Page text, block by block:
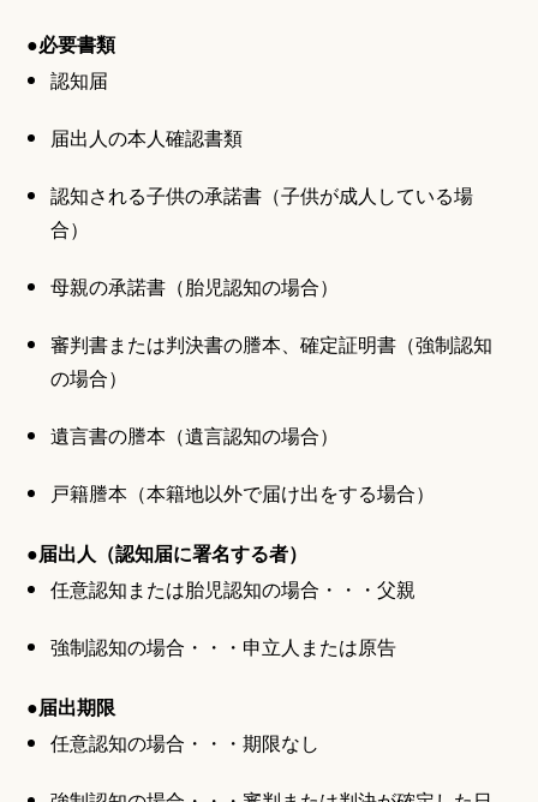
●必要書類
認知届
届出人の本人確認書類
認知される子供の承諾書（子供が成人している場
合）
母親の承諾書（胎児認知の場合）
審判書または判決書の謄本、確定証明書（強制認知
の場合）
遺言書の謄本（遺言認知の場合）
戸籍謄本（本籍地以外で届け出をする場合）
●届出人（認知届に署名する者）
任意認知または胎児認知の場合・・・父親
強制認知の場合・・・申立人または原告
●届出期限
任意認知の場合・・・期限なし